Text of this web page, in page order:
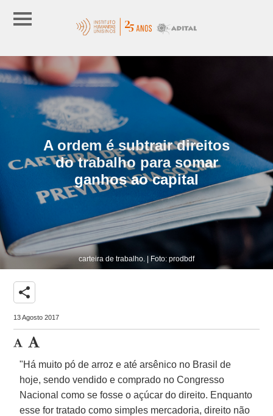
A ordem é subtrair direitos
do trabalho para somar
ganhos ao capital
carteira de trabalho. | Foto: prodbdf
share
13 Agosto 2017
"Há muito pó de arroz e até arsênico no Brasil de
hoje, sendo vendido e comprado no Congresso
Nacional como se fosse o açúcar do direito. Enquanto
esse for tratado como simples mercadoria, direito não